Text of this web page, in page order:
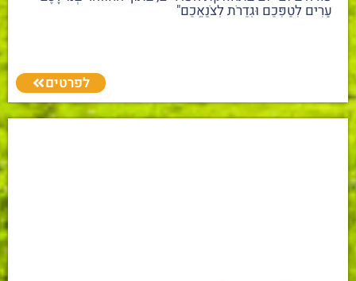
עָרִים לְטַפְּכֶם וּגְדֵרֹת לְצֹנַאֲכֶם"
לפרטים